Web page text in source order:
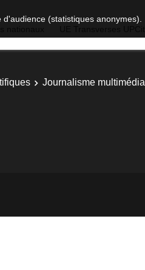
(statistiques anonymes).
Journalisme multimédia